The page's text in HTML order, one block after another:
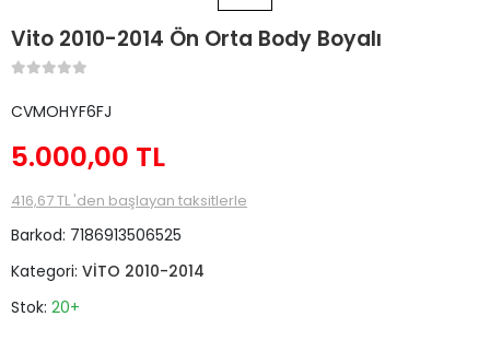
Vito 2010-2014 Ön Orta Body Boyalı
CVMOHYF6FJ
5.000,00 TL
416,67 TL 'den başlayan taksitlerle
Barkod: 7186913506525
Kategori: VİTO 2010-2014
Stok: 20+